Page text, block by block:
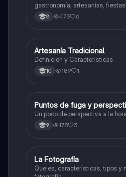
gastronomía, artesanías,
medicina tradicional, ritmos e
musicales.
8 473 6
Artes
Artesanía Tradicional
Definición y Características
10 189 1
Artes
Puntos de fuga y
Un poco de perspectiva a la
9 178 3
Artes
La Fotografía
Que es, características, tipos y